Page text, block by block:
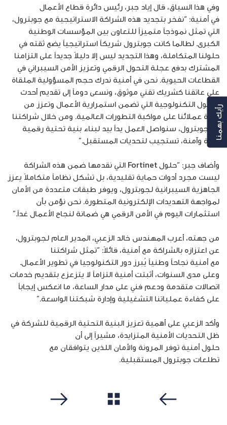
وفي هذا السياق، قال إياد جبر، رئيس دائرة قطاع الأعمال
في أمنية: “نفخر بتجديد هذه الشراكة الاستراتيجية مع جوبترول،
التي تمثل نموذجاً متميزاً للتعاون بين المؤسسات الوطنية
الكبرى. لطالما كانت جوبترول شريكاً استراتيجياً يضع ثقته في
حلولنا المتكاملة، وهذا التجديد ليس إلا دليلاً جديداً على التزامنا
المشترك بدفع عجلة التحول الرقمي وتعزيز الأمن السيبراني في
القطاعات الحيوية. نحن في أمنية ندرك حجم المسؤولية الملقاة
على عاتقنا كشريك تقني موثوق، ونسعى دوماً إلى تقديم أحدث
الحلول التكنولوجية التي تضمن استمرارية الأعمال وتعزز من
قدرة عملائنا على مواكبة التطورات العالمية. ومن خلال شراكتنا
مع جوبترول، سنواصل العمل يداً بيد لبناء بنية تحتية رقمية
مرنة وآمنة، تستجيب لتحديات المستقبل.”
وأضاف جبر: “حلول Fortinet التي نقدمها ضمن هذه الشراكة
ليست مجرد أدوات حماية تقليدية، بل تشكل نظاماً متكاملاً يعزز
الجاهزية السيبرانية لـجوبترول، ويوفر طبقات متعددة من الأمان
لمواجهة التهديدات الإلكترونية المتطورة. نحن نؤمن بأن
استثمارات اليوم في الأمن الرقمي هي ضمانة لنجاح الأعمال غداً.”
من جهته، أعرب المهندس خالد الزعبي، المدير العام لـجوبترول،
عن اعتزازه بالشراكة مع أمنية، قائلاً: “تمثل شراكتنا
مع أمنية نجاحاً وطنياً يُبرز دور التكنولوجيا في تطوير الأعمال.
وعلى مدى السنوات، أثبتت أمنية التزاماً لا يتزعزع بتقديم خدمات
اتصالات متقدمة ودعم فني على مدار الساعة، ما انعكس إيجاباً
على كفاءة عملياتنا التشغيلية وإدارة شبكتنا الواسعة.”
وأكد الزعبي على أهمية تعزيز البنية التحتية الرقمية للشركة في
ظل التحديات الأمنية المتزايدة، مشيراً إلى أن
حلول أمنية توفر المرونة والأمان اللذين يتوافقان مع
تطلعات جوبترول المستقبلية.
رأيك بهمنا